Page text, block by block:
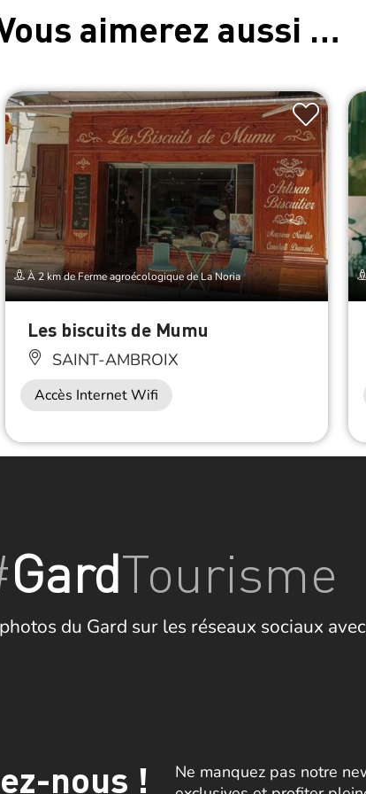
aimerez aussi …
À 2 km de Ferme agroécologique de La Noria
Les biscuits de Mumu
SAINT-AMBROIX
Accès Internet Wifi
GardTourisme
du Gard sur les réseaux sociaux
nous !
Ne manquez pas notre